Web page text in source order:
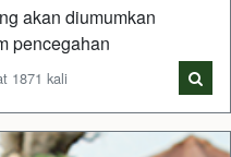
akan diumumkan
pencegahan
1871 kali